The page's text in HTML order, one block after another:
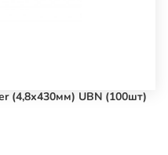
(4,8х430мм) UBN (100шт)